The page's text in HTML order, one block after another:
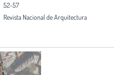
52-57
Revista Nacional de Arquitectura